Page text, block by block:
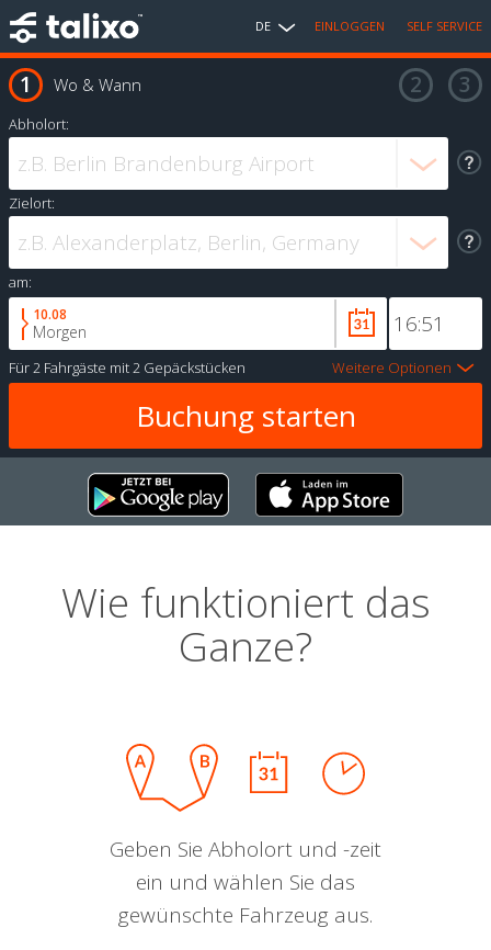
DE EINLOGGEN SELF SERVICE
Wo & Wann
Abholort:
Zielort:
am:
10.08
Morgen
Für2 Fahrgäste mit2 Gepäckstücken Weitere Optionen
Wie funktioniert das
Ganze?
Geben Sie Abholort und -zeit
ein und wählen Sie das
gewünschte Fahrzeug aus.